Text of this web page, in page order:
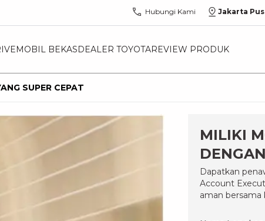
Hubungi Kami Jakarta
MOBIL BEKASDEALER TOYOTAREVIEW PRODUK
SUPER CEPAT
MILIKI
Dapatkan
Account
aman bersama